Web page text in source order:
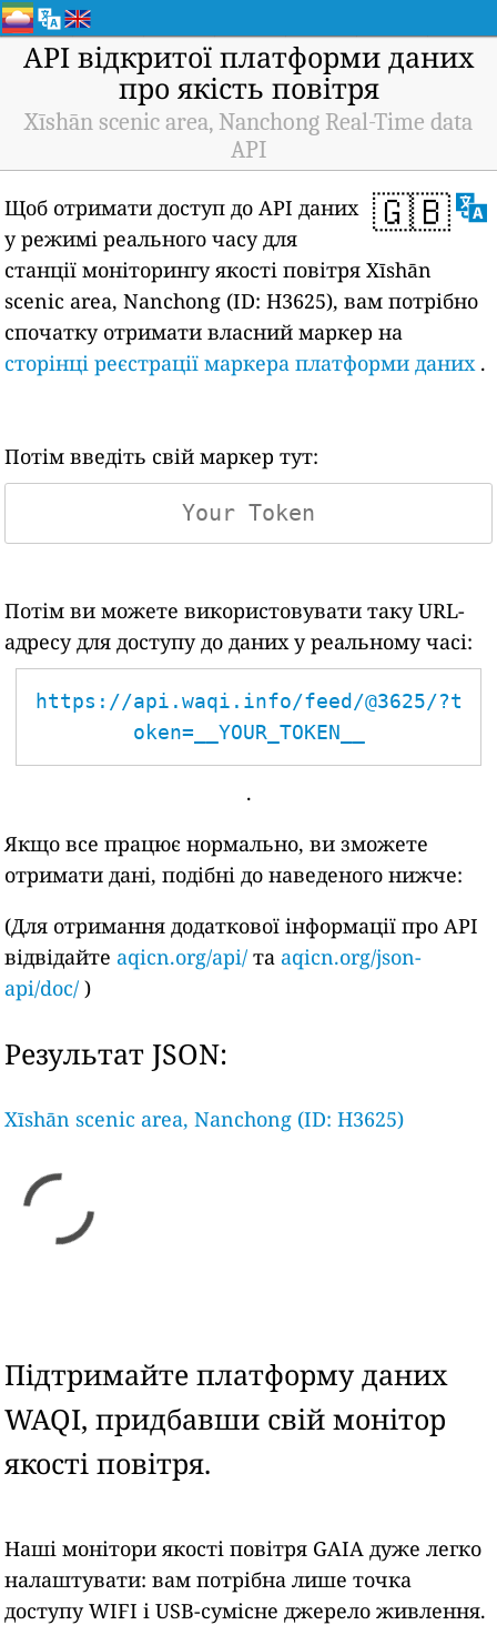
API відкритої платформи даних
про якість повітря
Xīshān scenic area, Nanchong Real-Time data
API
🇬🇧
Щоб отримати доступ до API даних
у режимі реального часу для
станції моніторингу якості повітря Xīshān
scenic area, Nanchong (ID: H3625), вам потрібно
спочатку отримати власний маркер на
сторінці реєстрації маркера платформи даних.
Потім введіть свій маркер тут:
Потім ви можете використовувати таку URL-
адресу для доступу до даних у реальному часі:
https://api.waqi.info/feed/@3625/?t
oken=__YOUR_TOKEN__
.
Якщо все працює нормально, ви зможете
отримати дані, подібні до наведеного нижче:
(Для отримання додаткової інформації про API
відвідайте aqicn.org/api/ та aqicn.org/json-
api/doc/ )
Результат JSON:
Xīshān scenic area, Nanchong (ID: H3625)
Підтримайте платформу даних
WAQI, придбавши свій монітор
якості повітря.
Наші монітори якості повітря GAIA дуже легко
налаштувати: вам потрібна лише точка
доступу WIFI і USB-сумісне джерело живлення.